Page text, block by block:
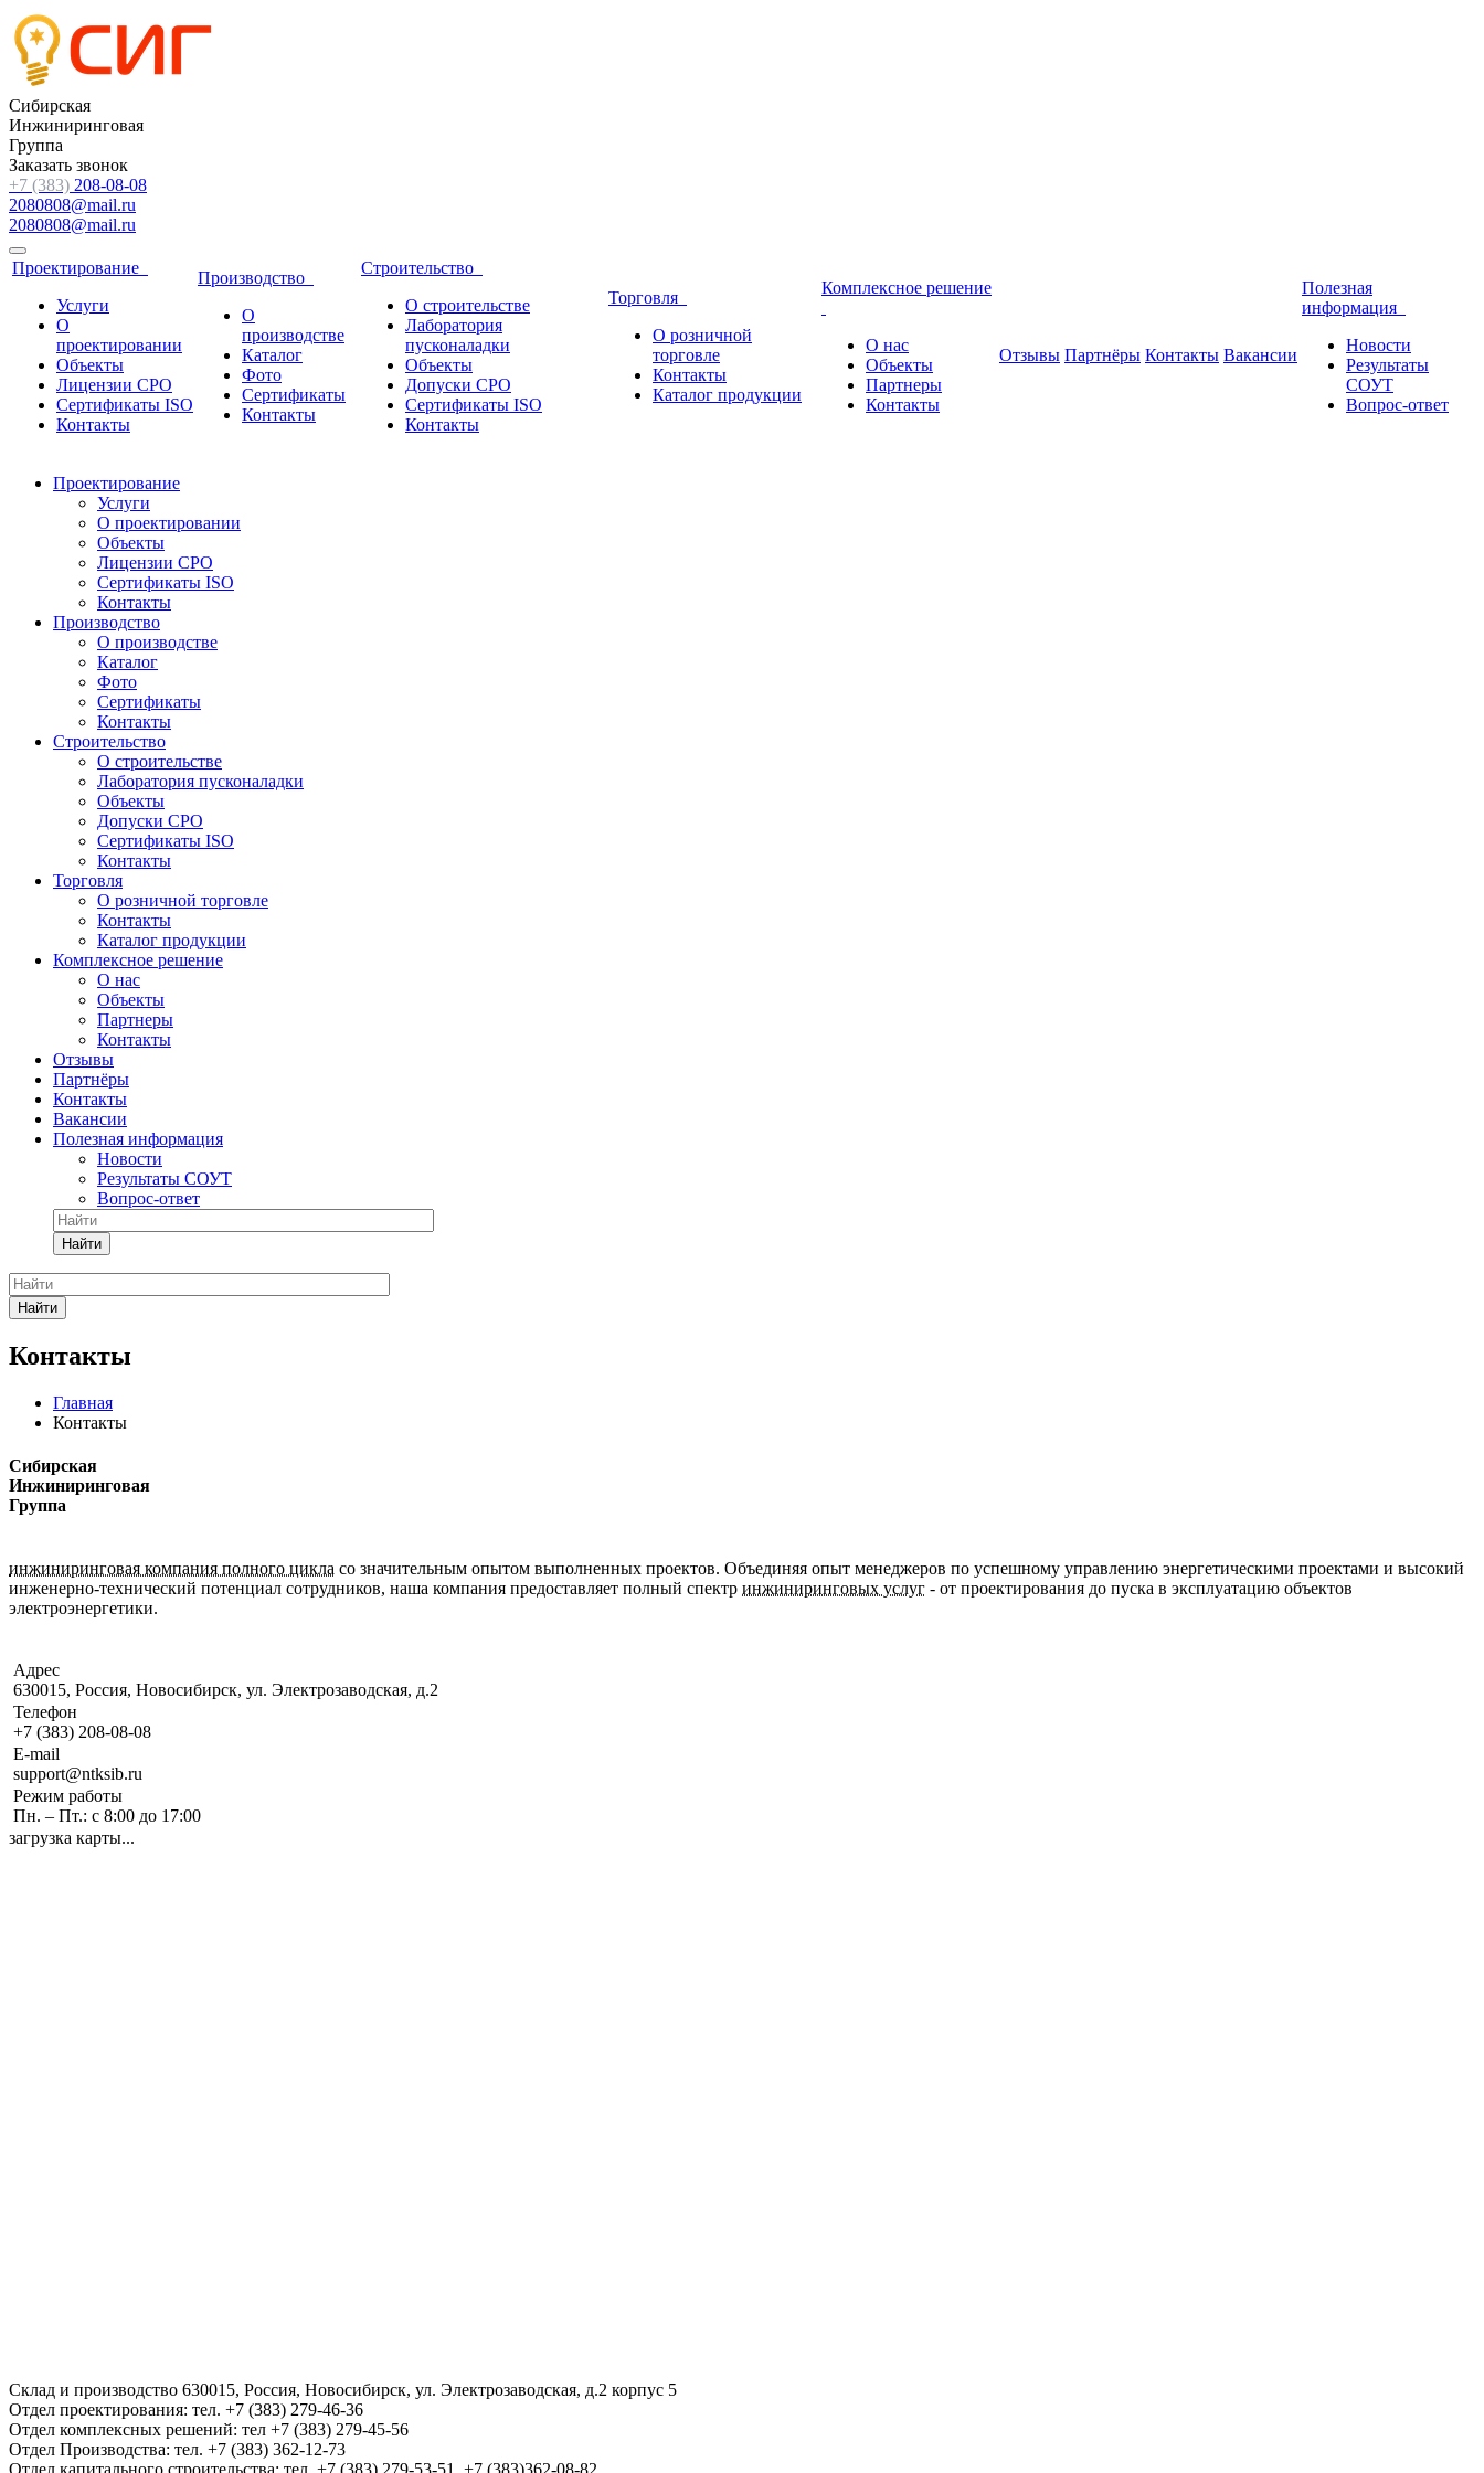
Сибирская
Инжиниринговая
Группа
Заказать звонок
+7 (383) 208-08-08
2080808@mail.ru
2080808@mail.ru
Проектирование
Услуги
О
проектировании
Объекты
Лицензии СРО
Сертификаты ISO
Контакты
Производство
О
производстве
Каталог
Фото
Сертификаты
Контакты
Строительство
О строительстве
Лаборатория
пусконаладки
Объекты
Допуски СРО
Сертификаты ISO
Контакты
Торговля
О розничной
торговле
Контакты
Каталог продукции
Комплексное решение
О нас
Объекты
Партнеры
Контакты
Отзывы Партнёры Контакты Вакансии
Полезная
информация
Новости
Результаты
СОУТ
Вопрос-ответ
Проектирование
Услуги
О проектировании
Объекты
Лицензии СРО
Сертификаты ISO
Контакты
Производство
О производстве
Каталог
Фото
Сертификаты
Контакты
Строительство
О строительстве
Лаборатория пусконаладки
Объекты
Допуски СРО
Сертификаты ISO
Контакты
Торговля
О розничной торговле
Контакты
Каталог продукции
Комплексное решение
О нас
Объекты
Партнеры
Контакты
Отзывы
Партнёры
Контакты
Вакансии
Полезная информация
Новости
Результаты СОУТ
Вопрос-ответ
Найти
Найти
Контакты
Главная
Контакты
Сибирская
Инжиниринговая
Группа
инжиниринговая компания полного цикла со значительным опытом выполненных проектов. Объединяя опыт менеджеров по успешному управлению энергетическими проектами и высокий
инженерно-технический потенциал сотрудников, наша компания предоставляет полный спектр инжиниринговых услуг - от проектирования до пуска в эксплуатацию объектов
электроэнергетики.
Адрес
630015, Россия, Новосибирск, ул. Электрозаводская, д.2
Телефон
+7 (383) 208-08-08
E-mail
support@ntksib.ru
Режим работы
Пн. – Пт.: с 8:00 до 17:00
загрузка карты...
Склад и производство 630015, Россия, Новосибирск, ул. Электрозаводская, д.2 корпус 5
Отдел проектирования: тел. +7 (383) 279-46-36
Отдел комплексных решений: тел +7 (383) 279-45-56
Отдел Производства: тел. +7 (383) 362-12-73